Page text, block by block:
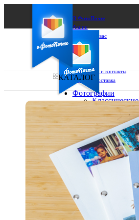
О ФотоПочте
Акции
Сделаем за вас
Бизнесу
FAQ
Франшиза
Поддержка и контакты
Оплата и доставка
Ваш город:
Ваш регион доставки
Выберите из списка:
КАТАЛОГ
Фотографии
Классические
10х10
10х15
13х18
15х15
15х20
20х20
20х30
30х30